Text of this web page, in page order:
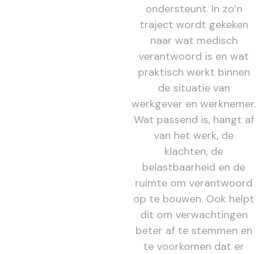
ondersteunt. In zo’n
traject wordt gekeken
naar wat medisch
verantwoord is en wat
praktisch werkt binnen
de situatie van
werkgever en werknemer.
Wat passend is, hangt af
van het werk, de
klachten, de
belastbaarheid en de
ruimte om verantwoord
op te bouwen. Ook helpt
dit om verwachtingen
beter af te stemmen en
te voorkomen dat er